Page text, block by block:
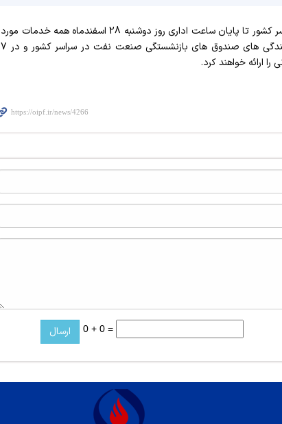
نمایندگی های صندوق بازنشستگی صنعت نفت در سراسر کشور تا پایان ساعت اداری روز دوشنبه 28 اسفندماه همه خدمات مورد
نیاز را بدون وقفه به بازنشستگان ارائه خواهند کرد. نمایندگی های صندوق های بازنشستگی صنعت نفت در سراسر کشور و در 7
ارائه خواهند کرد.
0 + 0 =